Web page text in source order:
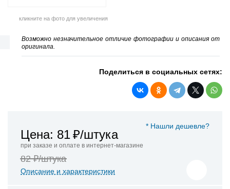
кликните на фото для увеличения
Возможно незначительное отличие фотографии и описания от
оригинала.
Поделиться в социальных сетях:
* Нашли дешевле?
Цена: 81₽/штука
при заказе и оплате в интернет-магазине
82 ₽/штука
Описание и характеристики